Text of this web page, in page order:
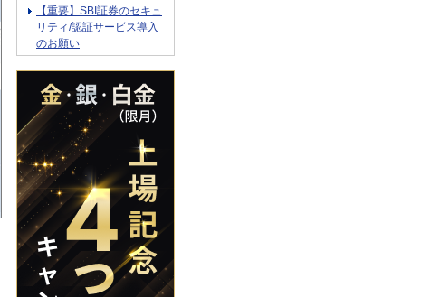
【重要】SBI証券のセキュ
リティ/認証サービス導入
のお願い